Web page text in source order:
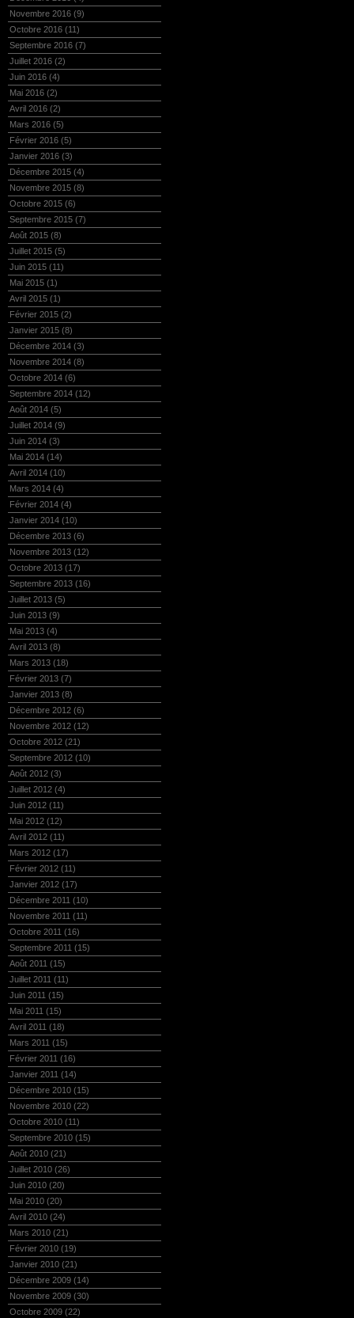
Novembre 2016 (9)
Octobre 2016 (11)
Septembre 2016 (7)
Juillet 2016 (2)
Juin 2016 (4)
Mai 2016 (2)
Avril 2016 (2)
Mars 2016 (5)
Février 2016 (5)
Janvier 2016 (3)
Décembre 2015 (4)
Novembre 2015 (8)
Octobre 2015 (6)
Septembre 2015 (7)
Août 2015 (8)
Juillet 2015 (5)
Juin 2015 (11)
Mai 2015 (1)
Avril 2015 (1)
Février 2015 (2)
Janvier 2015 (8)
Décembre 2014 (3)
Novembre 2014 (8)
Octobre 2014 (6)
Septembre 2014 (12)
Août 2014 (5)
Juillet 2014 (9)
Juin 2014 (3)
Mai 2014 (14)
Avril 2014 (10)
Mars 2014 (4)
Février 2014 (4)
Janvier 2014 (10)
Décembre 2013 (6)
Novembre 2013 (12)
Octobre 2013 (17)
Septembre 2013 (16)
Juillet 2013 (5)
Juin 2013 (9)
Mai 2013 (4)
Avril 2013 (8)
Mars 2013 (18)
Février 2013 (7)
Janvier 2013 (8)
Décembre 2012 (6)
Novembre 2012 (12)
Octobre 2012 (21)
Septembre 2012 (10)
Août 2012 (3)
Juillet 2012 (4)
Juin 2012 (11)
Mai 2012 (12)
Avril 2012 (11)
Mars 2012 (17)
Février 2012 (11)
Janvier 2012 (17)
Décembre 2011 (10)
Novembre 2011 (11)
Octobre 2011 (16)
Septembre 2011 (15)
Août 2011 (15)
Juillet 2011 (11)
Juin 2011 (15)
Mai 2011 (15)
Avril 2011 (18)
Mars 2011 (15)
Février 2011 (16)
Janvier 2011 (14)
Décembre 2010 (15)
Novembre 2010 (22)
Octobre 2010 (11)
Septembre 2010 (15)
Août 2010 (21)
Juillet 2010 (26)
Juin 2010 (20)
Mai 2010 (20)
Avril 2010 (24)
Mars 2010 (21)
Février 2010 (19)
Janvier 2010 (21)
Décembre 2009 (14)
Novembre 2009 (30)
Octobre 2009 (22)